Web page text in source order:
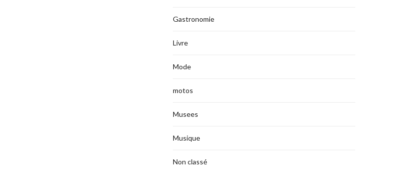
Gastronomie
Livre
Mode
motos
Musees
Musique
Non classé